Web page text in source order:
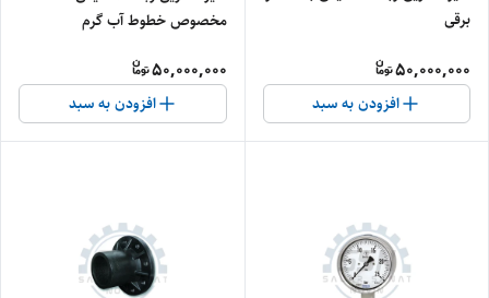
برقی
50,000,000
افزودن به سبد
مخصوص خطوط آب گرم
50,000,000
افزودن به سبد